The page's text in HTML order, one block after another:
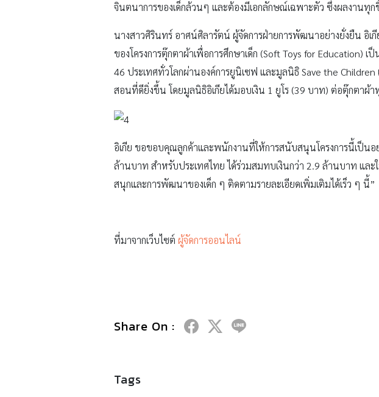
จินตนาการของเด็กล้วนๆ และต้องมีเอกลักษณ์เฉพาะตัว ซึ่งผลงาน
นางสาวศิรินทร์ อาศน์ศิลารัตน์ ผู้จัดการฝ่ายการพัฒนาอย่างยั่งยืน อิเ
ของโครงการตุ๊กตาผ้าเพื่อการศึกษาเด็ก (Soft Toys for Education)
46 ประเทศทั่วโลกผ่านองค์การยูนิเซฟ และมูลนิธิ Save the
สอนที่ดียิ่งขึ้น โดยมูลนิธิอิเกียได้มอบเงิน 1 ยูโร (39 บาท) ต่อตุ๊กตาผ้
อิเกีย ขอขอบคุณลูกค้าและพนักงานที่ให้การสนับสนุนโครงการนี้เป็นอ
ล้านบาท สำหรับประเทศไทย ได้ร่วมสมทบเงินกว่า 2.9 ล้านบาท และ
สนุกและการพัฒนาของเด็ก ๆ ติดตามรายละเอียดเพิ่มเติมได้เร็ว ๆ นี้”
ที่มาจากเว็บไซต์ ผู้จัดการออนไลน์
Share On :
Tags